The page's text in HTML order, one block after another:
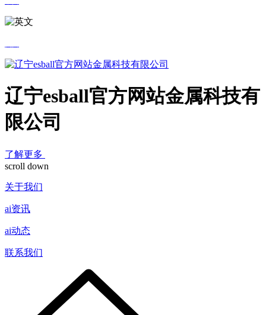
辽宁esball官方网站金属科技有
限公司
了解更多
scroll down
关于我们
ai资讯
ai动态
联系我们